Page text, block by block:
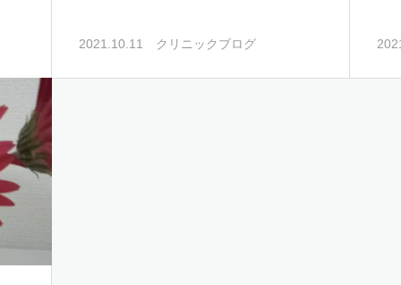
2021.10.11 クリニックブログ